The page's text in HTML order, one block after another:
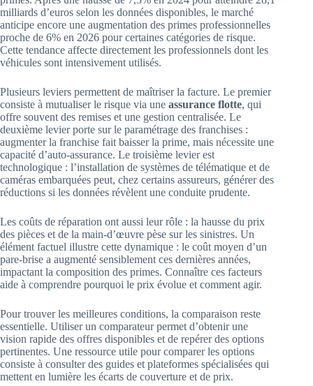
milliards d’euros selon les données disponibles, le marché
anticipe encore une augmentation des primes professionnelles
proche de 6% en 2026 pour certaines catégories de risque.
Cette tendance affecte directement les professionnels dont les
véhicules sont intensivement utilisés.
Plusieurs leviers permettent de maîtriser la facture. Le premier
consiste à mutualiser le risque via une assurance flotte, qui
offre souvent des remises et une gestion centralisée. Le
deuxième levier porte sur le paramétrage des franchises :
augmenter la franchise fait baisser la prime, mais nécessite une
capacité d’auto-assurance. Le troisième levier est
technologique : l’installation de systèmes de télématique et de
caméras embarquées peut, chez certains assureurs, générer des
réductions si les données révèlent une conduite prudente.
Les coûts de réparation ont aussi leur rôle : la hausse du prix
des pièces et de la main-d’œuvre pèse sur les sinistres. Un
élément factuel illustre cette dynamique : le coût moyen d’un
pare-brise a augmenté sensiblement ces dernières années,
impactant la composition des primes. Connaître ces facteurs
aide à comprendre pourquoi le prix évolue et comment agir.
Pour trouver les meilleures conditions, la comparaison reste
essentielle. Utiliser un comparateur permet d’obtenir une
vision rapide des offres disponibles et de repérer des options
pertinentes. Une ressource utile pour comparer les options
consiste à consulter des guides et plateformes spécialisées qui
mettent en lumière les écarts de couverture et de prix.